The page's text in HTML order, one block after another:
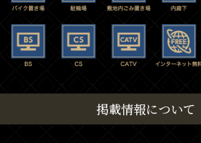
掲載情報について